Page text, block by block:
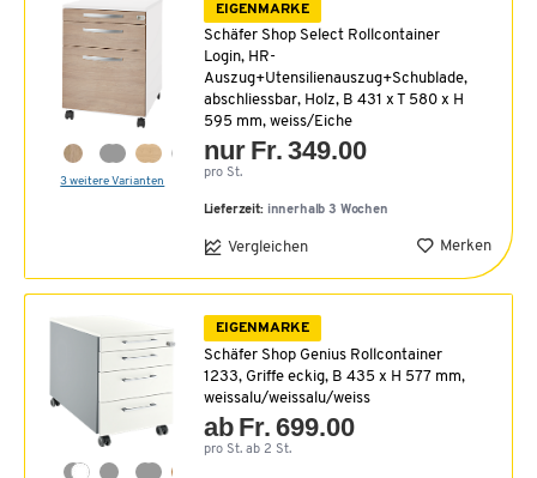
3 weitere Varianten
EIGENMARKE
Schäfer Shop Select Rollcontainer
Login, HR-
Auszug+Utensilienauszug+Schublade,
abschliessbar, Holz, B 431 x T 580 x H
595 mm, weiss/Eiche
nur Fr. 349.00
pro St.
Lieferzeit: innerhalb 3 Wochen
Vergleichen Merken
EIGENMARKE
Schäfer Shop Genius Rollcontainer
1233, Griffe eckig, B 435 x H 577 mm,
weissalu/weissalu/weiss
ab Fr. 699.00
pro St. ab 2 St.